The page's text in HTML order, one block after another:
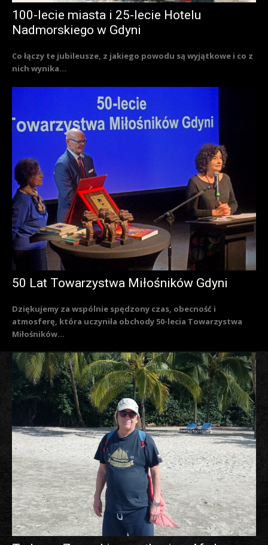
100-lecie miasta i 25-lecie Hotelu
Nadmorskiego w Gdyni
Co łączy te jubileusze, z jakiego powodu są wyjątkowe i co z
nich wynika...
50 Lat Towarzystwa Miłośników Gdyni
Dziękujemy za wspólnie spędzony czas, obecność i
atmosferę, która uczyniła obchody 50-lecia Towarzystwa
Miłośników...